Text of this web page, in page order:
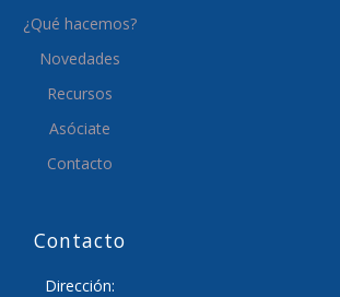
¿Qué hacemos?
Novedades
Recursos
Asóciate
Contacto
Contacto
Dirección: